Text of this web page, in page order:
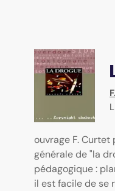
ouvrage F.
générale de "la
pédagogique :
il est facile de se